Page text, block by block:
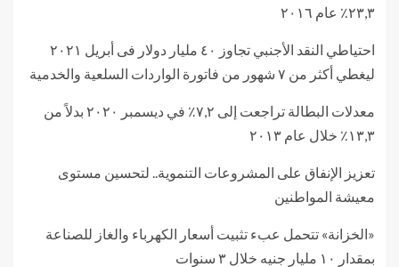
٢٣,٣٪ عام ٢٠١٦
احتياطي النقد الأجنبي تجاوز ٤٠ مليار دولار فى أبريل ٢٠٢١
ليغطي أكثر من ٧ شهور من فاتورة الواردات السلعية والخدمية
معدلات البطالة تراجعت إلى ٧,٢٪ في ديسمبر ٢٠٢٠ بدلاً من
١٣,٣٪ خلال عام ٢٠١٣
تعزيز الإنفاق على المشروعات التنموية.. لتحسين مستوى
معيشة المواطنين
«الخزانة» تتحمل عبء تثبيت أسعار الكهرباء والغاز للصناعة
بمقدار ١٠ مليار جنيه خلال ٣ سنوات